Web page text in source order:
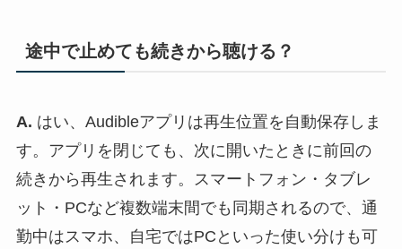
途中で止めても続きから聴ける？
A. はい、Audibleアプリは再生位置を自動保存しま
す。アプリを閉じても、次に開いたときに前回の
続きから再生されます。スマートフォン・タブレ
ット・PCなど複数端末間でも同期されるので、通
勤中はスマホ、自宅ではPCといった使い分けも可